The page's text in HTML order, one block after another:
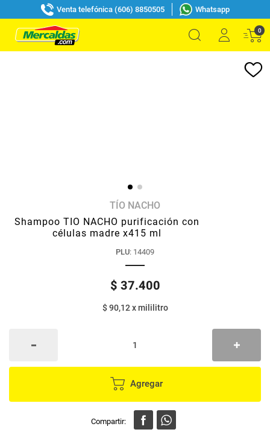
Venta telefónica (606) 8850505 Whatsapp
0
TÍO NACHO
Shampoo TIO NACHO purificación con
células madre x415 ml
PLU: 14409
$ 37.400
$ 90,12xmililitro
Agregar